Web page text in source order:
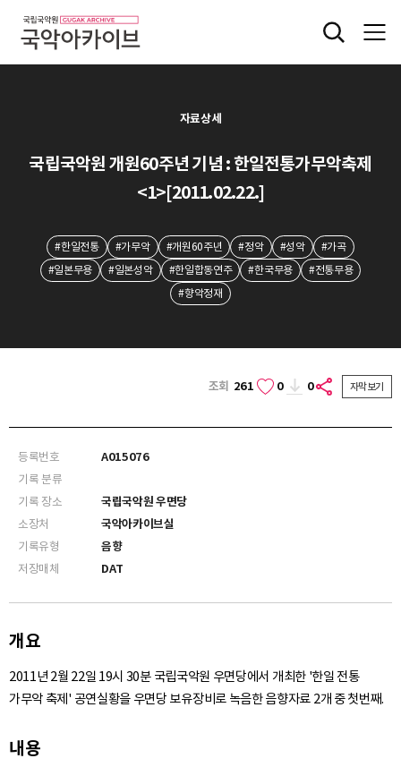
자료상세
국립국악원 개원60주년 기념 : 한일전통가무악축제
<1>[2011.02.22.]
#한일전통 #가무악 #개원60주년 #정악 #성악
#가곡
#일본무용
#일본성악 #한일합동연주 #한국무용
#전통무용
#향악정재
조회 261 0 0 자막보기
등록번호
A015076
기록 분류
기록 장소
국립국악원 우면당
소장처
국악아카이브실
기록유형
음향
저장매체
DAT
개요
2011년 2월 22일 19시 30분 국립국악원 우면당에서 개최한 '한일 전통
가무악 축제' 공연실황을 우면당 보유장비로 녹음한 음향자료 2개 중 첫번째.
내용